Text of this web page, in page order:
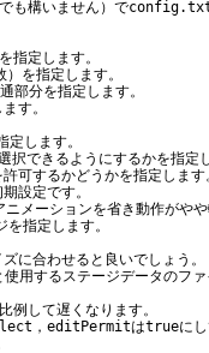
でも構いません）で
指定します。
合わせると良いでしょう。
用するステージデータのフ
例して遅くなります。
，editPermitはtrueにし